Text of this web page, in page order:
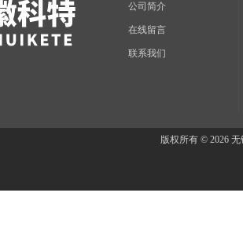
公司简介
在线留言
联系我们
版权所有 © 2026